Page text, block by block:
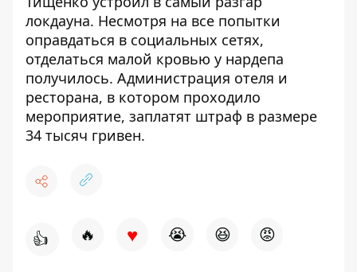
локдауна. Несмотря на все попытки
оправдаться в социальных сетях,
отделаться малой кровью у нардепа
получилось. Администрация отеля и
ресторана, в котором проходило
мероприятие, заплатят штраф в размере
34 тысяч гривен.
👍 🔥 ♥ 😭 😆 😡